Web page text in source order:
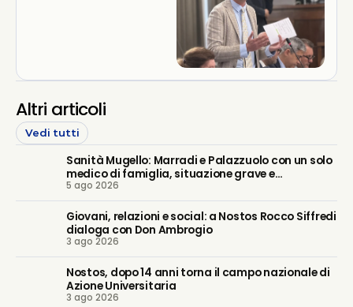
Altri articoli
Vedi tutti
Sanità Mugello: Marradi e Palazzuolo con un solo
medico di famiglia, situazione grave e
prevedibile. Regione intervenga
5 ago 2026
Giovani, relazioni e social: a Nostos Rocco Siffredi
dialoga con Don Ambrogio
3 ago 2026
Nostos, dopo 14 anni torna il campo nazionale di
Azione Universitaria
3 ago 2026